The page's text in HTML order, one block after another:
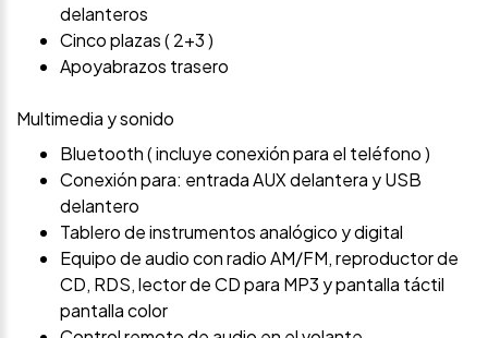
delanteros
Cinco plazas ( 2+3 )
Apoyabrazos trasero
Multimedia y sonido
Bluetooth ( incluye conexión para el teléfono )
Conexión para: entrada AUX delantera y USB
delantero
Tablero de instrumentos analógico y digital
Equipo de audio con radio AM/FM, reproductor de
CD, RDS, lector de CD para MP3 y pantalla táctil
pantalla color